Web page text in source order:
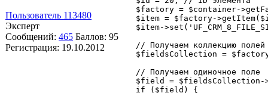
Пользователь 113480
Эксперт
Сообщений: 465 Баллов: 95
Регистрация: 19.10.2012
$factory = $container-
$item = $factory-
$item-
// Получаем коллекцию полей
$fieldsCollection =
// Получаем одиночное поле
$field = $fieldsCollection-
if ($field) {